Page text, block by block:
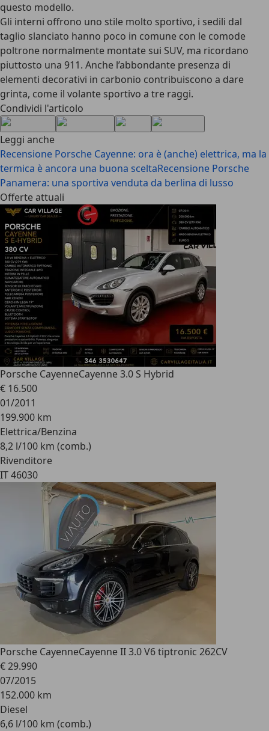
questo modello.
Gli interni offrono uno stile molto sportivo, i sedili dal
taglio slanciato hanno poco in comune con le comode
poltrone normalmente montate sui SUV, ma ricordano
piuttosto una 911. Anche l’abbondante presenza di
elementi decorativi in carbonio contribuiscono a dare
grinta, come il volante sportivo a tre raggi.
Condividi l'articolo
Leggi anche
Recensione Porsche Cayenne: ora è (anche) elettrica, ma la
termica è ancora una buona sceltaRecensione Porsche
Panamera: una sportiva venduta da berlina di lusso
Offerte attuali
Porsche CayenneCayenne 3.0 S Hybrid
€ 16.500
01/2011
199.900 km
Elettrica/Benzina
8,2 l/100 km (comb.)
Rivenditore
IT 46030
Porsche CayenneCayenne II 3.0 V6 tiptronic 262CV
€ 29.990
07/2015
152.000 km
Diesel
6,6 l/100 km (comb.)